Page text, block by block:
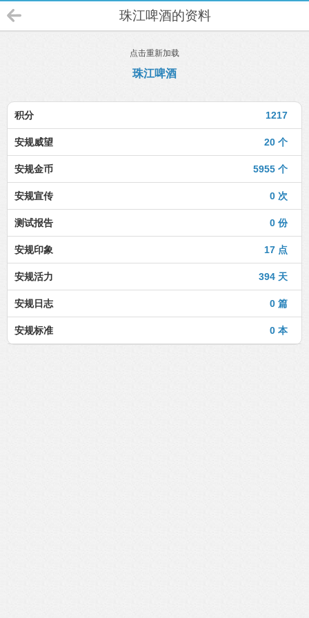
珠江啤酒的资料
点击重新加载
珠江啤酒
1217
积分
20 个
安规威望
5955 个
安规金币
0 次
安规宣传
0 份
测试报告
17 点
安规印象
394 天
安规活力
0 篇
安规日志
0 本
安规标准